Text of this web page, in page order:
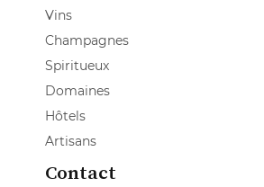
Vins
Champagnes
Spiritueux
Domaines
Hôtels
Artisans
Contact